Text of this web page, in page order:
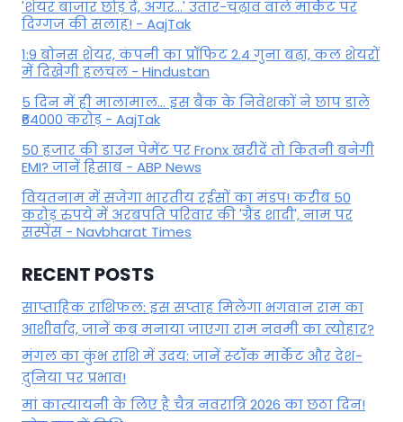
'शेयर बाजार छोड़ दें, अगर...' उतार-चढ़ाव वाले मार्केट पर
दिग्‍गज की सलाह! - AajTak
1:9 बोनस शेयर, कंपनी का प्रॉफिट 2.4 गुना बढ़ा, कल शेयरों
में दिखेगी हलचल - Hindustan
5 दिन में ही मालामाल... इस बैंक के निवेशकों ने छाप डाले
₹64000 करोड़ - AajTak
50 हजार की डाउन पेमेंट पर Fronx खरीदें तो कितनी बनेगी
EMI? जानें हिसाब - ABP News
वियतनाम में सजेगा भारतीय रईसों का मंडप! करीब 50
करोड़ रुपये में अरबपति परिवार की 'ग्रैंड शादी', नाम पर
सस्पेंस - Navbharat Times
RECENT POSTS
साप्ताहिक राशिफल: इस सप्ताह मिलेगा भगवान राम का
आशीर्वाद, जानें कब मनाया जाएगा राम नवमी का त्योहार?
मंगल का कुंभ राशि में उदय: जानें स्‍टॉक मार्केट और देश-
दुनिया पर प्रभाव!
मां कात्‍यायनी के लिए है चैत्र नवरात्रि 2026 का छठा दिन!